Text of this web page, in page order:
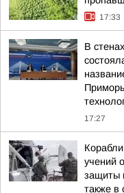
17:33
В
17:27
учений
защиты
также в